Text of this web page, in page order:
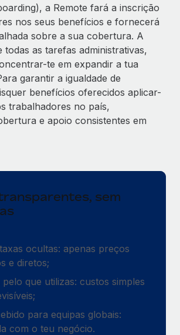
a Remote fará a inscrição
nos seus benefícios e fornecerá
sobre a sua cobertura. A
todas as tarefas administrativas,
te em expandir a tua
garantir a igualdade de
benefícios oferecidos aplicar-
trabalhadores no país,
e apoio consistentes em
sem
ocultas: apenas preços
e diretos;
pelo que utilizas: custos simples
para equipas globais:
com o teu negócio.